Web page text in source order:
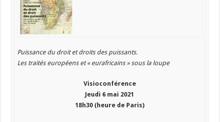
Puissance du droit et droits des puissants.
Les traités européens et « eurafricains » sous la loupe
Visioconférence
Jeudi 6 mai 2021
18h30 (heure de Paris)